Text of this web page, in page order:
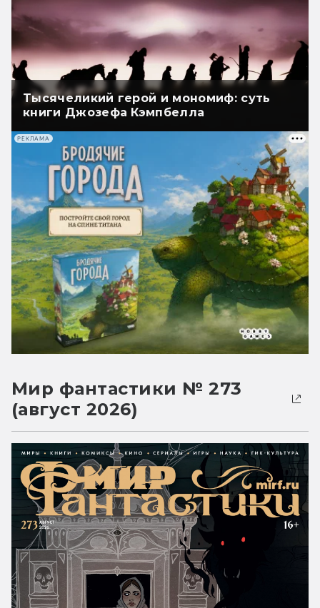
Тысячеликий герой и мономиф: суть
книги Джозефа Кэмпбелла
РЕКЛАМА
Мир фантастики № 273
(август 2026)